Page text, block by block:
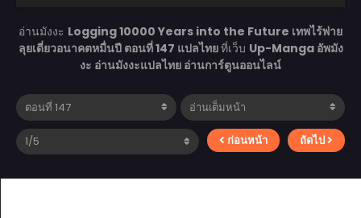
อ่านมังงะ Logging 10000 Years into the Future เทพไร้พ่าย
ลุยเดี่ยวอนาคตหมื่นปี ตอนที่ 147 แปลไทยที่เว็บ Up-Manga อัพมัง
งะ อ่านมังงะแปลไทย อ่านการ์ตูนออนไลน์
ก่อนหน้า ถัดไป